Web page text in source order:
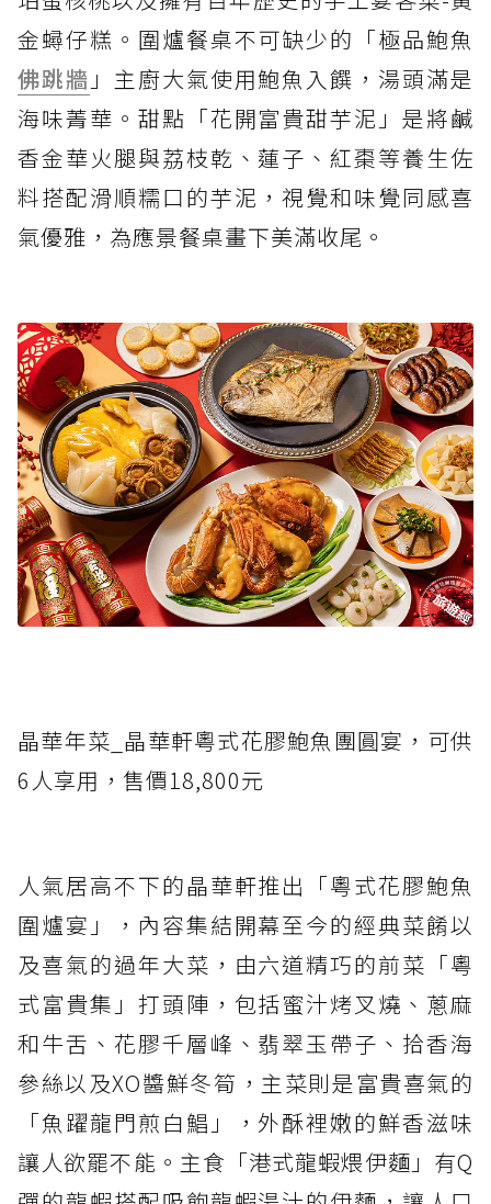
金蟳仔糕。圍爐餐桌不可缺少的「極品鮑魚
佛跳牆 」主廚大氣使用鮑魚入饌，湯頭滿是
海味菁華。甜點「花開富貴甜芋泥」是將鹹
香金華火腿與荔枝乾、蓮子、紅棗等養生佐
料搭配滑順糯口的芋泥，視覺和味覺同感喜
氣優雅，為應景餐桌畫下美滿收尾。
晶華年菜_晶華軒粵式花膠鮑魚團圓宴，可供
6人享用，售價18,800元
人氣居高不下的晶華軒推出「粵式花膠鮑魚
圍爐宴」，內容集結開幕至今的經典菜餚以
及喜氣的過年大菜，由六道精巧的前菜「粵
式富貴集」打頭陣，包括蜜汁烤叉燒、蔥麻
和牛舌、花膠千層峰、翡翠玉帶子、拾香海
參絲以及XO醬鮮冬筍，主菜則是富貴喜氣的
「魚躍龍門煎白鯧」，外酥裡嫩的鮮香滋味
讓人欲罷不能。主食「港式龍蝦煨伊麵」有Q